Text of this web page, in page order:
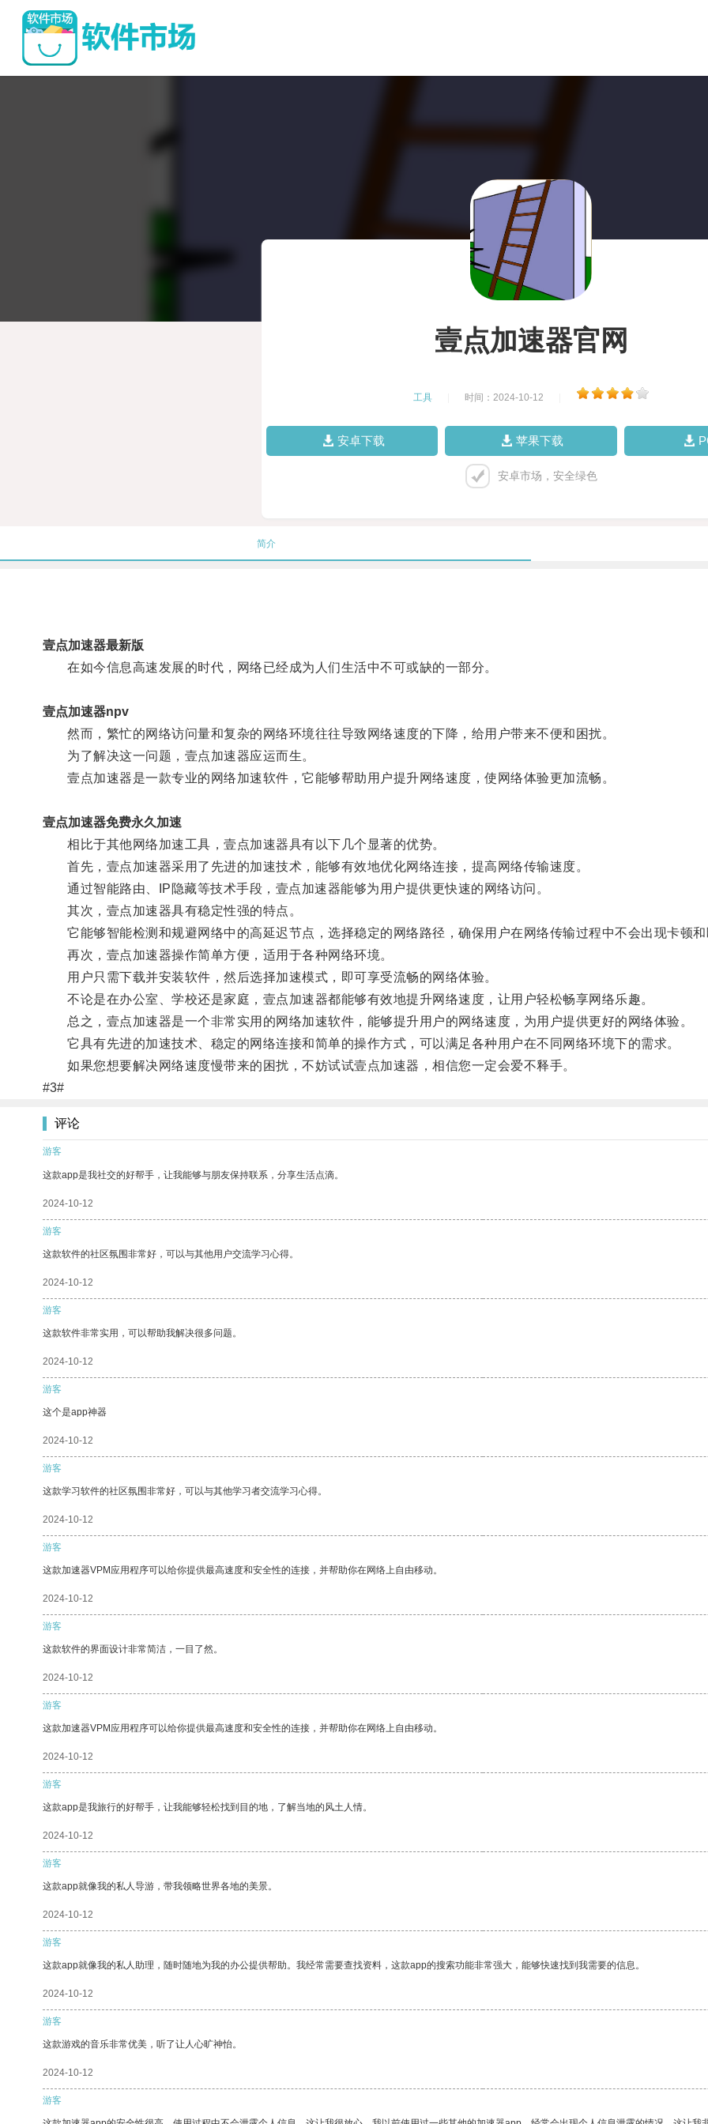
壹点加速器官网
工具 时间：2024-10-12
安卓下载 苹果下载
安卓市场，安全绿色
简介
壹点加速器最新版
在如今信息高速发展的时代，网络已经成为人们生活中不可或缺的一部分。
壹点加速器npv
然而，繁忙的网络访问量和复杂的网络环境往往导致网络速度的下降，给用户带来不便和困扰。
为了解决这一问题，壹点加速器应运而生。
壹点加速器是一款专业的网络加速软件，它能够帮助用户提升网络速度，使网络体验更加流畅。
壹点加速器免费永久加速
相比于其他网络加速工具，壹点加速器具有以下几个显著的优势。
首先，壹点加速器采用了先进的加速技术，能够有效地优化网络连接，提高网络传输速度。
通过智能路由、IP隐藏等技术手段，壹点加速器能够为用户提供更快速的网络访问。
其次，壹点加速器具有稳定性强的特点。
它能够智能检测和规避网络中的高延迟节点，选择稳定的网络路径，确保用户在网络传输过程中不会出现卡顿和
再次，壹点加速器操作简单方便，适用于各种网络环境。
用户只需下载并安装软件，然后选择加速模式，即可享受流畅的网络体验。
不论是在办公室、学校还是家庭，壹点加速器都能够有效地提升网络速度，让用户轻松畅享网络乐趣。
总之，壹点加速器是一个非常实用的网络加速软件，能够提升用户的网络速度，为用户提供更好的网络体验。
它具有先进的加速技术、稳定的网络连接和简单的操作方式，可以满足各种用户在不同网络环境下的需求。
如果您想要解决网络速度慢带来的困扰，不妨试试壹点加速器，相信您一定会爱不释手。
#3#
评论
游客
这款app是我社交的好帮手，让我能够与朋友保持联系，分享生活点滴。
2024-10-12
游客
这款软件的社区氛围非常好，可以与其他用户交流学习心得。
2024-10-12
游客
这款软件非常实用，可以帮助我解决很多问题。
2024-10-12
游客
这个是app神器
2024-10-12
游客
这款学习软件的社区氛围非常好，可以与其他学习者交流学习心得。
2024-10-12
游客
这款加速器VPM应用程序可以给你提供最高速度和安全性的连接，并帮助你在网络上自由移动。
2024-10-12
游客
这款软件的界面设计非常简洁，一目了然。
2024-10-12
游客
这款加速器VPM应用程序可以给你提供最高速度和安全性的连接，并帮助你在网络上自由移动。
2024-10-12
游客
这款app是我旅行的好帮手，让我能够轻松找到目的地，了解当地的风土人情。
2024-10-12
游客
这款app就像我的私人导游，带我领略世界各地的美景。
2024-10-12
游客
这款app就像我的私人助理，随时随地为我的办公提供帮助。我经常需要查找资料，这款app的搜索功能非常强大，能够快速找到我需要的信息。
2024-10-12
游客
这款游戏的音乐非常优美，听了让人心旷神怡。
2024-10-12
游客